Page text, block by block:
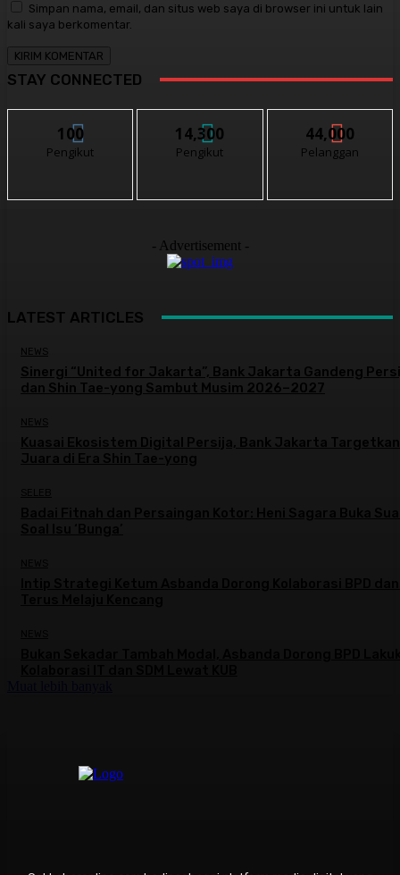
Simpan nama, email, dan situs web saya di browser ini untuk lain
kali saya berkomentar.
STAY CONNECTED
100
Pengikut
14,300
Pengikut
44,000
Pelanggan
- Advertisement -
LATEST ARTICLES
NEWS
Sinergi “United for Jakarta”, Bank Jakarta Gandeng
dan Shin Tae-yong Sambut Musim 2026–2027
NEWS
Kuasai Ekosistem Digital Persija, Bank Jakarta Targetkan